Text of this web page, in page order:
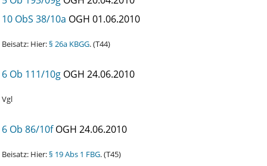
10 ObS 38/10a OGH 01.06.2010
Beisatz: Hier:§ 26a KBGG. (T44)
6 Ob 111/10g OGH 24.06.2010
Vgl
6 Ob 86/10f OGH 24.06.2010
Beisatz: Hier:§ 19 Abs 1 FBG. (T45)